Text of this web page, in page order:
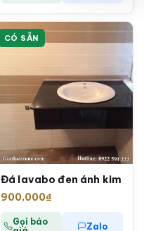
CÓ SẴN
Đá lavabo đen ánh kim
900,000₫
Gọi báo
Zalo